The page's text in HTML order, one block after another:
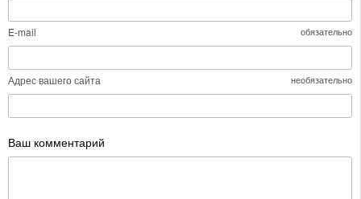
E-mail обязательно
Адрес вашего сайта необязательно
Ваш комментарий